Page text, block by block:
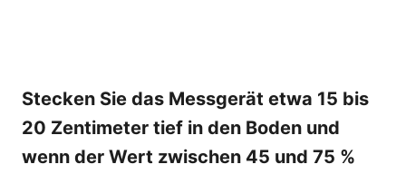
Stecken Sie das Messgerät etwa 15 bis
20 Zentimeter tief in den Boden und
wenn der Wert zwischen 45 und 75 %